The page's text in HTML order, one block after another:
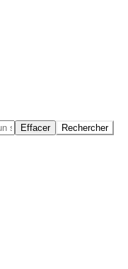
Effacer Rechercher